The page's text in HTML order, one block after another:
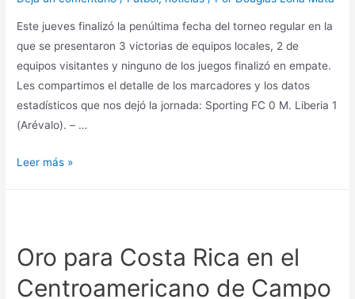
Este jueves finalizó la penúltima fecha del torneo regular en la
que se presentaron 3 victorias de equipos locales, 2 de
equipos visitantes y ninguno de los juegos finalizó en empate.
Les compartimos el detalle de los marcadores y los datos
estadísticos que nos dejó la jornada: Sporting FC 0 M. Liberia 1
(Arévalo). – …
Leer más »
Oro para Costa Rica en el
Centroamericano de Campo